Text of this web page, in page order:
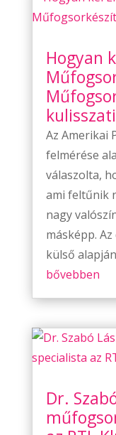
Hogyan
Az Amerikai
felmérése
válaszolta,
ami feltűnik
nagy
másképp.
külső
bővebben
Dr.